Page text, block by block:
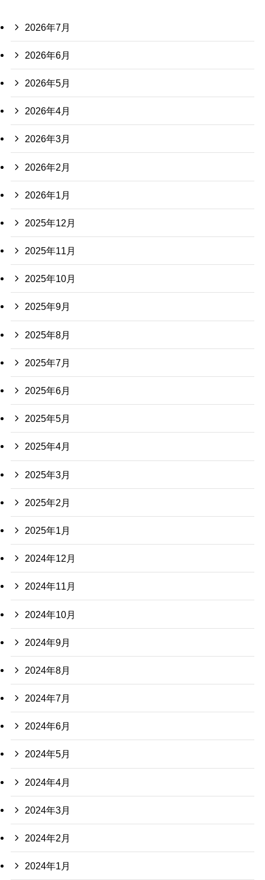
2026年7月
2026年6月
2026年5月
2026年4月
2026年3月
2026年2月
2026年1月
2025年12月
2025年11月
2025年10月
2025年9月
2025年8月
2025年7月
2025年6月
2025年5月
2025年4月
2025年3月
2025年2月
2025年1月
2024年12月
2024年11月
2024年10月
2024年9月
2024年8月
2024年7月
2024年6月
2024年5月
2024年4月
2024年3月
2024年2月
2024年1月